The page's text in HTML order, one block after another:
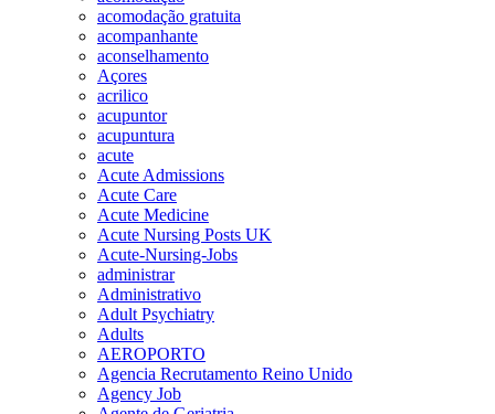
acomodação gratuita
acompanhante
aconselhamento
Açores
acrilico
acupuntor
acupuntura
acute
Acute Admissions
Acute Care
Acute Medicine
Acute Nursing Posts UK
Acute-Nursing-Jobs
administrar
Administrativo
Adult Psychiatry
Adults
AEROPORTO
Agencia Recrutamento Reino Unido
Agency Job